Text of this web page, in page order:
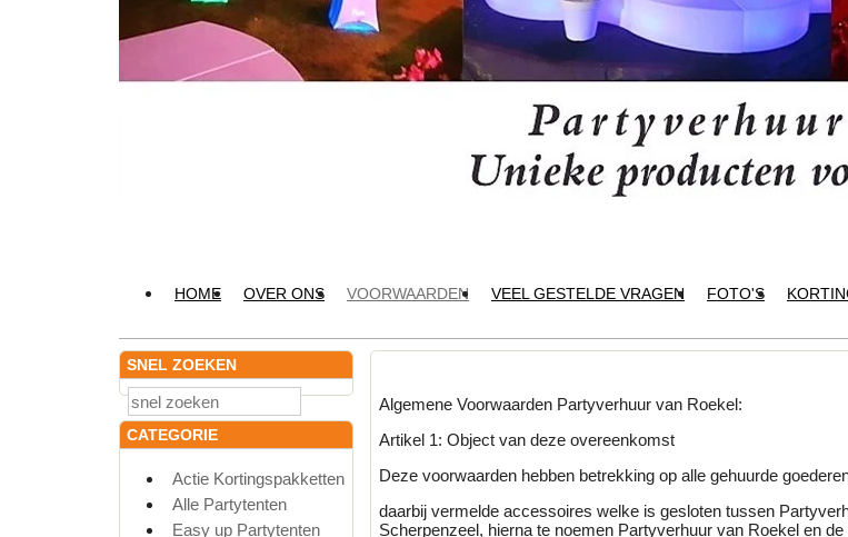
HOME OVER ONS VOORWAARDEN VEEL GESTELDE VRAGEN FOTO'S
SNEL ZOEKEN
CATEGORIE
Actie Kortingspakketten
Alle Partytenten
Easy up Partytenten
Algemene Voorwaarden Partyverhuur van Roekel:
Artikel 1: Object van deze overeenkomst
Deze voorwaarden hebben betrekking op alle gehuurde
daarbij vermelde accessoires welke is gesloten tussen
Scherpenzeel, hierna te noemen Partyverhuur van Roekel en